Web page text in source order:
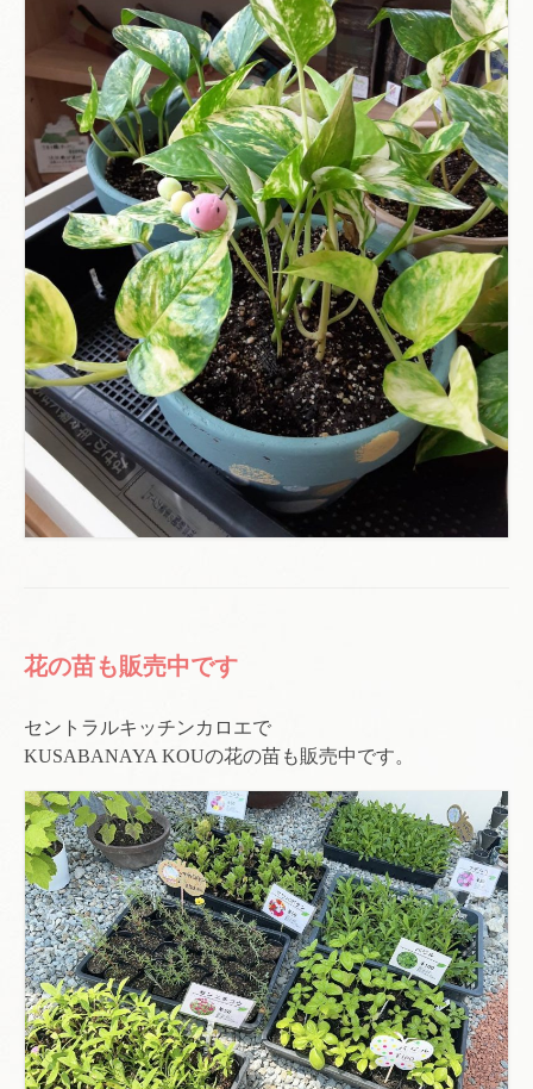
花の苗も販売中です
セントラルキッチンカロエで
KUSABANAYA KOUの花の苗も販売中です。